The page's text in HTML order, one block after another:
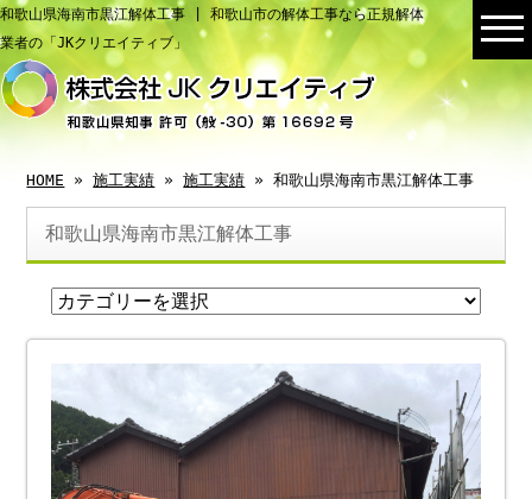
和歌山県海南市黒江解体工事 | 和歌山市の解体工事なら正規解体
業者の「JKクリエイティブ」
HOME »施工実績 »施工実績 » 和歌山県海南市黒江解体工事
和歌山県海南市黒江解体工事